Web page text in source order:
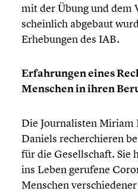
mit der Übung und dem
schein­lich abgebaut
Erhebun­gen des IAB.
Erfah­run­gen eines
Menschen in ihren
Die Journa­lis­ten Miriam
Daniels recher­chie­ren
für die Gesell­schaft. Sie
ins Leben gerufene
Menschen